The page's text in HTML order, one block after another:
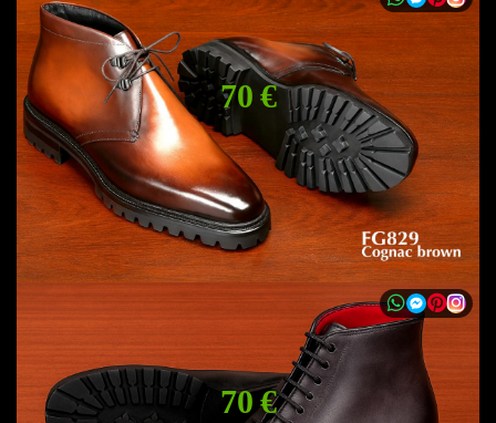
70 €
70 €